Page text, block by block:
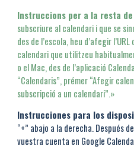
Instruccions per a la resta
subscriure al calendari i que se
des de l’escola, heu d’afegir
calendari que utilitzeu
o el Mac, des de l’aplicació
“Calendaris”, prémer “Afegir
subscripció a un calendari”.»
Instrucciones para los
“+” abajo a la derecha. Después
vuestra cuenta en Google